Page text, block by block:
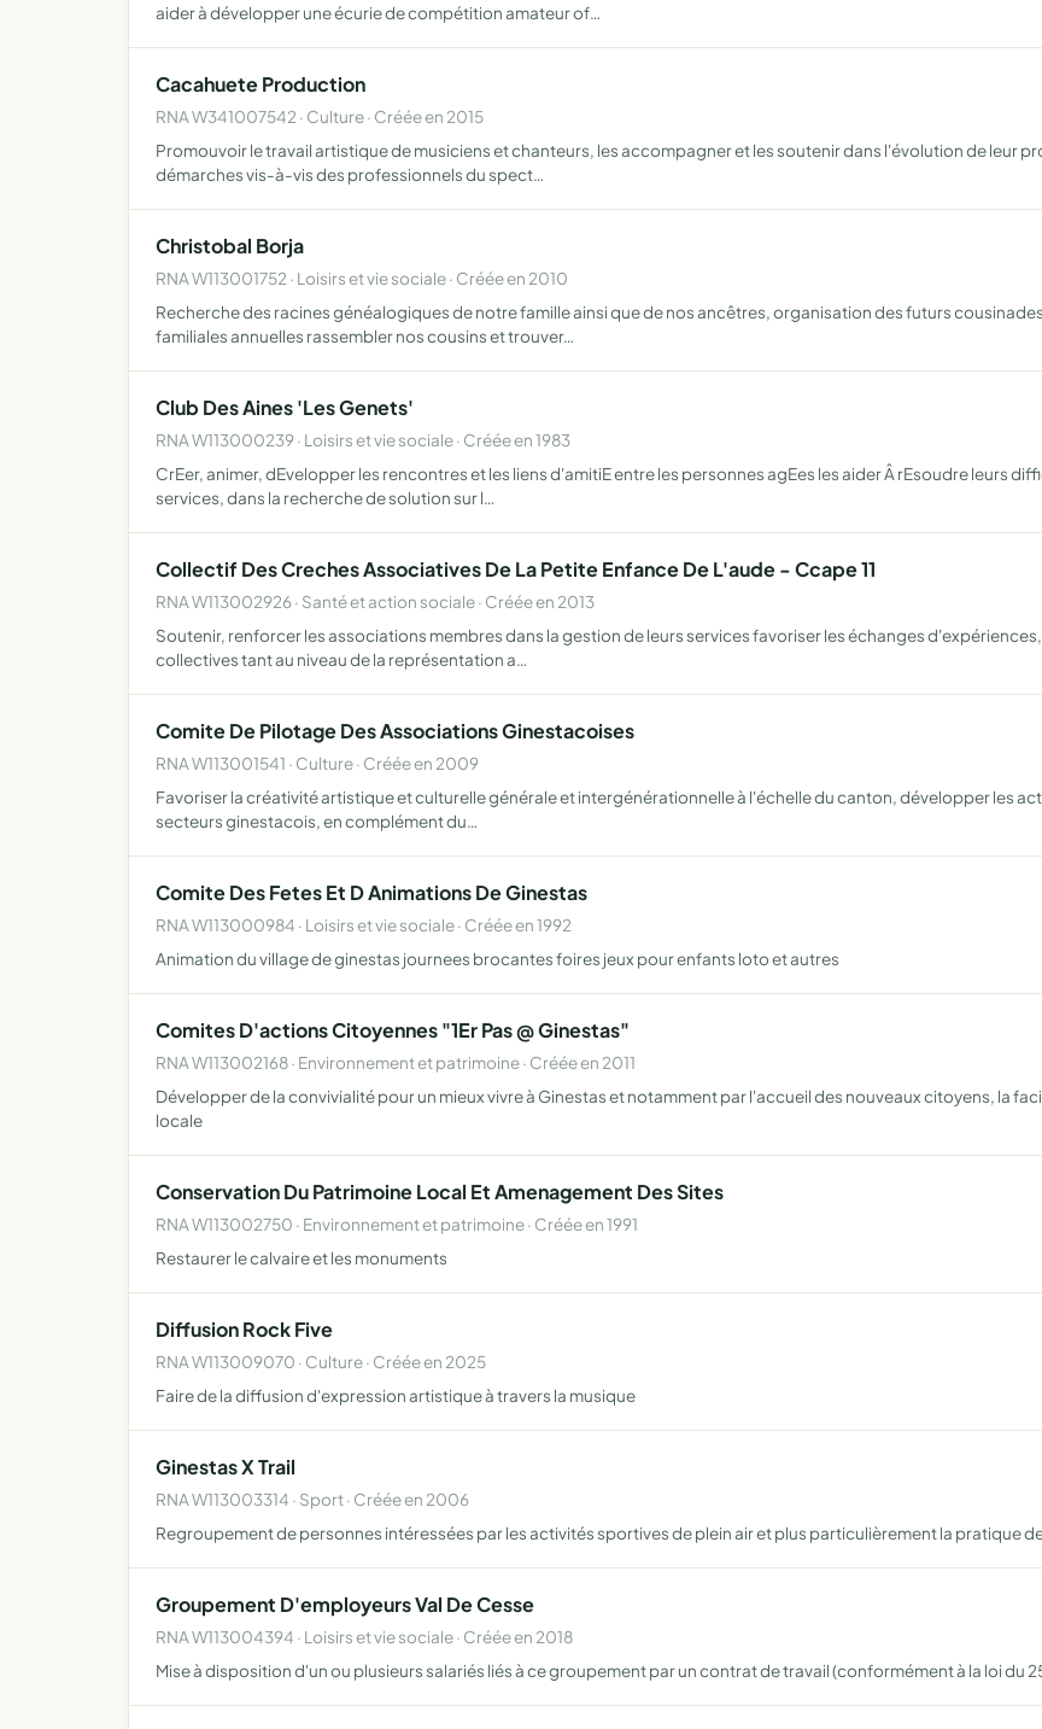
aider à développer une écurie de compétition amateur of…
Cacahuete Production
RNA W341007542 · Culture · Créée en 2015
Promouvoir le travail artistique de musiciens et chanteurs, les accompagner et les soutenir dans l'évolution de leur
démarches vis-à-vis des professionnels du spect…
Christobal Borja
RNA W113001752 · Loisirs et vie sociale · Créée en 2010
Recherche des racines généalogiques de notre famille ainsi que de nos ancêtres, organisation des futurs
familiales annuelles rassembler nos cousins et trouver…
Club Des Aines 'Les Genets'
RNA W113000239 · Loisirs et vie sociale · Créée en 1983
CrEer, animer, dEvelopper les rencontres et les liens d'amitiE entre les personnes agEes les aider Â rEsoudre leurs
services, dans la recherche de solution sur l…
Collectif Des Creches Associatives De La Petite Enfance De L'aude - Ccape 11
RNA W113002926 · Santé et action sociale · Créée en 2013
Soutenir, renforcer les associations membres dans la gestion de leurs services favoriser les échanges
collectives tant au niveau de la représentation a…
Comite De Pilotage Des Associations Ginestacoises
RNA W113001541 · Culture · Créée en 2009
Favoriser la créativité artistique et culturelle générale et intergénérationnelle à l'échelle du canton, développer les
secteurs ginestacois, en complément du…
Comite Des Fetes Et D Animations De Ginestas
RNA W113000984 · Loisirs et vie sociale · Créée en 1992
Animation du village de ginestas journees brocantes foires jeux pour enfants loto et autres
Comites D'actions Citoyennes "1Er Pas @ Ginestas"
RNA W113002168 · Environnement et patrimoine · Créée en 2011
Développer de la convivialité pour un mieux vivre à Ginestas et notamment par l'accueil des nouveaux citoyens, la
locale
Conservation Du Patrimoine Local Et Amenagement Des Sites
RNA W113002750 · Environnement et patrimoine · Créée en 1991
Restaurer le calvaire et les monuments
Diffusion Rock Five
RNA W113009070 · Culture · Créée en 2025
Faire de la diffusion d'expression artistique à travers la musique
Ginestas X Trail
RNA W113003314 · Sport · Créée en 2006
Regroupement de personnes intéressées par les activités sportives de plein air et plus particulièrement la pratique
Groupement D'employeurs Val De Cesse
RNA W113004394 · Loisirs et vie sociale · Créée en 2018
Mise à disposition d'un ou plusieurs salariés liés à ce groupement par un contrat de travail (conformément à la loi du